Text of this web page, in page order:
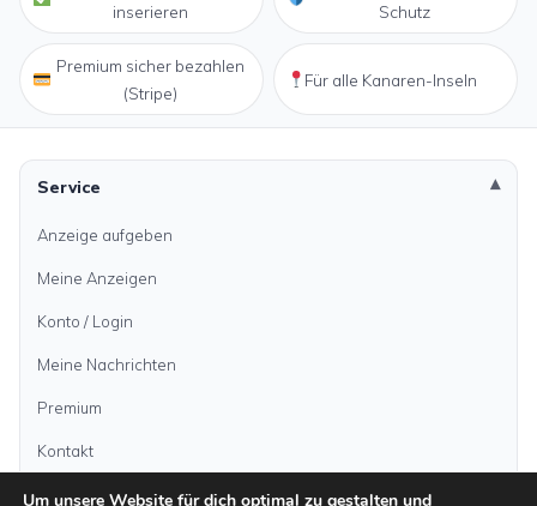
inserieren
Schutz
Premium sicher bezahlen
(Stripe)
Für alle Kanaren-Inseln
Service
Anzeige aufgeben
Meine Anzeigen
Konto / Login
Meine Nachrichten
Premium
Kontakt
Um unsere Website für dich optimal zu gestalten und